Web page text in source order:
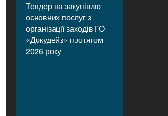
Тендер на закупівлю
основних послуг з
організації заходів ГО
«Докудейз» протягом
2026 року